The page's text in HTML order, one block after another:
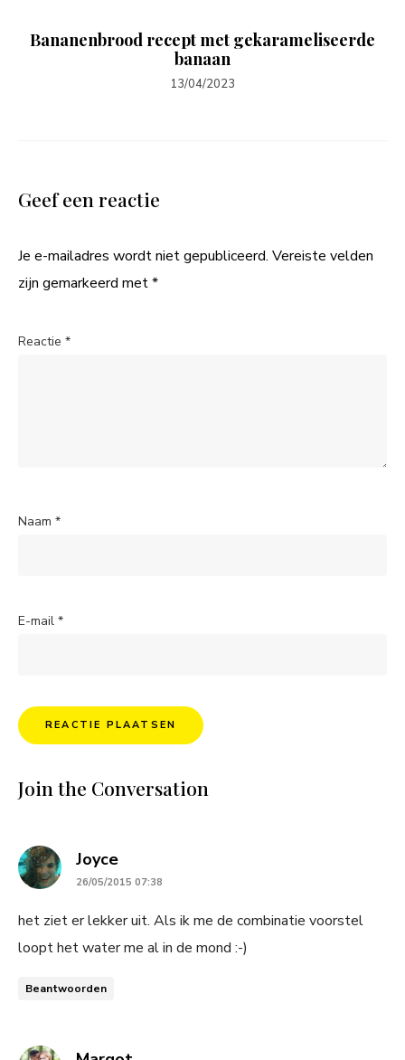
Bananenbrood recept met gekarameliseerde
banaan
13/04/2023
Geef een reactie
Je e-mailadres wordt niet gepubliceerd. Vereiste velden
zijn gemarkeerd met*
Reactie *
Naam *
E-mail *
Join the Conversation
Joycesays:
26/05/2015 07:38
het ziet er lekker uit. Als ik me de combinatie voorstel
loopt het water me al in de mond :-)
Beantwoorden